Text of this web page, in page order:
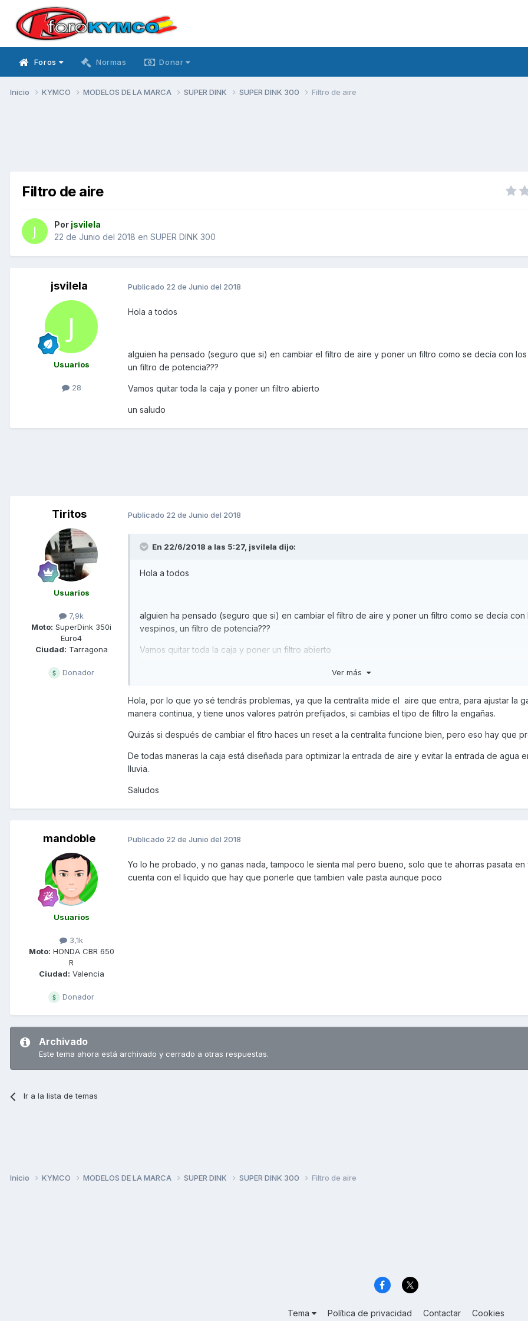
Foros Normas Donar
Inicio KYMCO MODELOS DE LA MARCA SUPER DINK SUPER DINK 300 Filtro de aire
Filtro de aire
Por jsvilela
22 de Junio del 2018 en SUPER DINK 300
jsvilela
Usuarios
28
Publicado 22 de Junio del 2018
Hola a todos
alguien ha pensado (seguro que si) en cambiar el filtro de aire y poner un filtro como se decía con los
un filtro de potencia???
Vamos quitar toda la caja y poner un filtro abierto
un saludo
Tiritos
Usuarios
7,9k
Moto: SuperDink 350i
Euro4
Ciudad: Tarragona
Donador
Publicado 22 de Junio del 2018
En 22/6/2018 a las 5:27, jsvilela dijo:
Hola a todos
alguien ha pensado (seguro que si) en cambiar el filtro de aire y poner un filtro como se decía con
vespinos, un filtro de potencia???
Vamos quitar toda la caja y poner un filtro abierto
Ver más
Hola, por lo que yo sé tendrás problemas, ya que la centralita mide el aire que entra, para ajustar la
manera continua, y tiene unos valores patrón prefijados, si cambias el tipo de filtro la engañas.
Quizás si después de cambiar el fitro haces un reset a la centralita funcione bien, pero eso hay que
De todas maneras la caja está diseñada para optimizar la entrada de aire y evitar la entrada de agua
lluvia.
Saludos
mandoble
Usuarios
3,1k
Moto: HONDA CBR 650
R
Ciudad: Valencia
Donador
Publicado 22 de Junio del 2018
Yo lo he probado, y no ganas nada, tampoco le sienta mal pero bueno, solo que te ahorras pasata
cuenta con el liquido que hay que ponerle que tambien vale pasta aunque poco
Archivado
Este tema ahora está archivado y cerrado a otras respuestas.
Ir a la lista de temas
Inicio KYMCO MODELOS DE LA MARCA SUPER DINK SUPER DINK 300 Filtro de aire
Tema Política de privacidad Contactar Cookies